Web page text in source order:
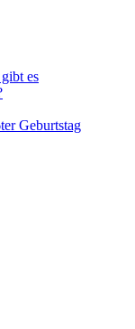
es
Geburtstag